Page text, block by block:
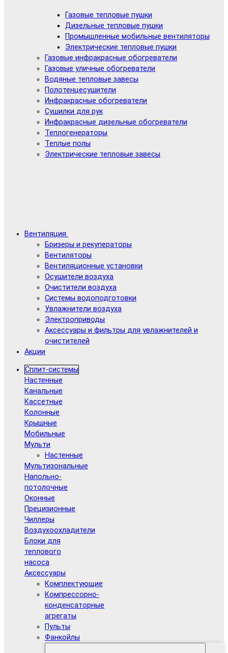
Газовые тепловые пушки
Дизельные тепловые пушки
Промышленные мобильные вентиляторы
Электрические тепловые пушки
Газовые инфракрасные обогреватели
Газовые уличные обогреватели
Водяные тепловые завесы
Полотенцесушители
Инфракрасные обогреватели
Сушилки для рук
Инфракрасные дизельные обогреватели
Теплогенераторы
Теплые полы
Электрические тепловые завесы
Вентиляция
Бризеры и рекуператоры
Вентиляторы
Вентиляционные установки
Осушители воздуха
Очистители воздуха
Системы водоподготовки
Увлажнители воздуха
Электроприводы
Аксессуары и фильтры для увлажнителей и
очистителей
Акции
Сплит-системы
Настенные
Канальные
Кассетные
Колонные
Крышные
Мобильные
Мульти
Настенные
Мультизональные
Напольно-
потолочные
Оконные
Прецизионные
Чиллеры
Воздухоохладители
Блоки для
теплового
насоса
Аксессуары
Комплектующие
Компрессорно-
конденсаторные
агрегаты
Пульты
Фанкойлы